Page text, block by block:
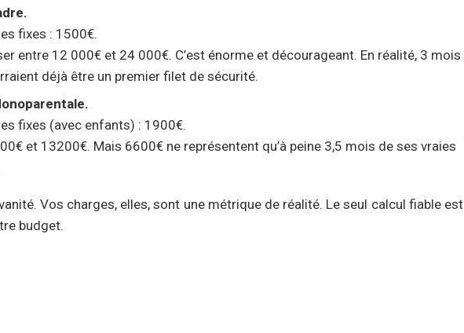
fixes : 1500€.
entre 12 000€ et 24 000€. C’est énorme et décourageant. En réalité, 3 mois
déjà être un premier filet de sécurité.
fixes (avec enfants) : 1900€.
et 13200€. Mais 6600€ ne représentent qu’à peine 3,5 mois de ses vraies
Vos charges, elles, sont une métrique de réalité. Le seul calcul fiable est
budget.